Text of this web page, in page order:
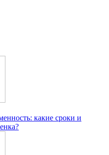
какие сроки и